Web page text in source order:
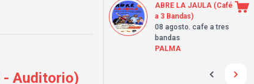
- Auditorio)
ABRE LA JAULA (Café
a 3 Bandas)
08 agosto. cafe a tres
bandas
PALMA